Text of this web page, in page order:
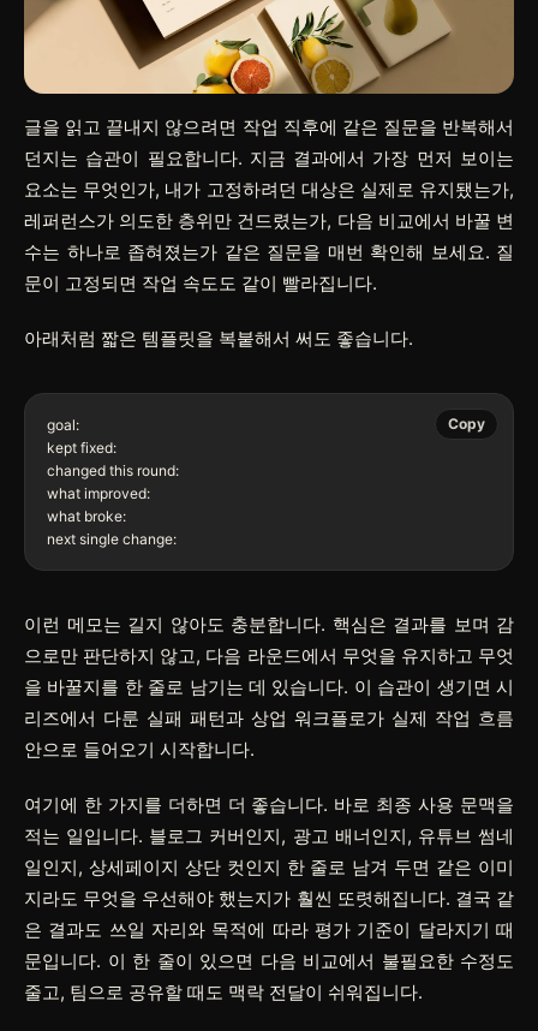
글을 읽고 끝내지 않으려면 작업 직후에 같은 질문을 반복해서
던지는 습관이 필요합니다. 지금 결과에서 가장 먼저 보이는
요소는 무엇인가, 내가 고정하려던 대상은 실제로 유지됐는가,
레퍼런스가 의도한 층위만 건드렸는가, 다음 비교에서 바꿀 변
수는 하나로 좁혀졌는가 같은 질문을 매번 확인해 보세요. 질
문이 고정되면 작업 속도도 같이 빨라집니다.
아래처럼 짧은 템플릿을 복붙해서 써도 좋습니다.
goal:
kept fixed:
changed this round:
what improved:
what broke:
Copy
이런 메모는 길지 않아도 충분합니다. 핵심은 결과를 보며 감
으로만 판단하지 않고, 다음 라운드에서 무엇을 유지하고 무엇
을 바꿀지를 한 줄로 남기는 데 있습니다. 이 습관이 생기면 시
리즈에서 다룬 실패 패턴과 상업 워크플로가 실제 작업 흐름
안으로 들어오기 시작합니다.
여기에 한 가지를 더하면 더 좋습니다. 바로 최종 사용 문맥을
적는 일입니다. 블로그 커버인지, 광고 배너인지, 유튜브 썸네
일인지, 상세페이지 상단 컷인지 한 줄로 남겨 두면 같은 이미
지라도 무엇을 우선해야 했는지가 훨씬 또렷해집니다. 결국 같
은 결과도 쓰일 자리와 목적에 따라 평가 기준이 달라지기 때
문입니다. 이 한 줄이 있으면 다음 비교에서 불필요한 수정도
줄고, 팀으로 공유할 때도 맥락 전달이 쉬워집니다.